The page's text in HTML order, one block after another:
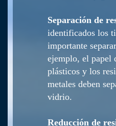
Separación de
identificados los
importante
ejemplo, el papel
plásticos y los
metales deben
vidrio.
Reducción de